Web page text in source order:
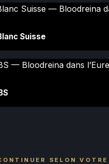
Suisse
SELON VOTRE